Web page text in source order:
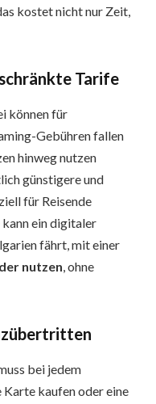
kostet nicht nur Zeit,
Tarife
können für
Gebühren fallen
hinweg nutzen
günstigere und
für Reisende
ein digitaler
fährt, mit einer
nutzen, ohne
bei jedem
kaufen oder eine